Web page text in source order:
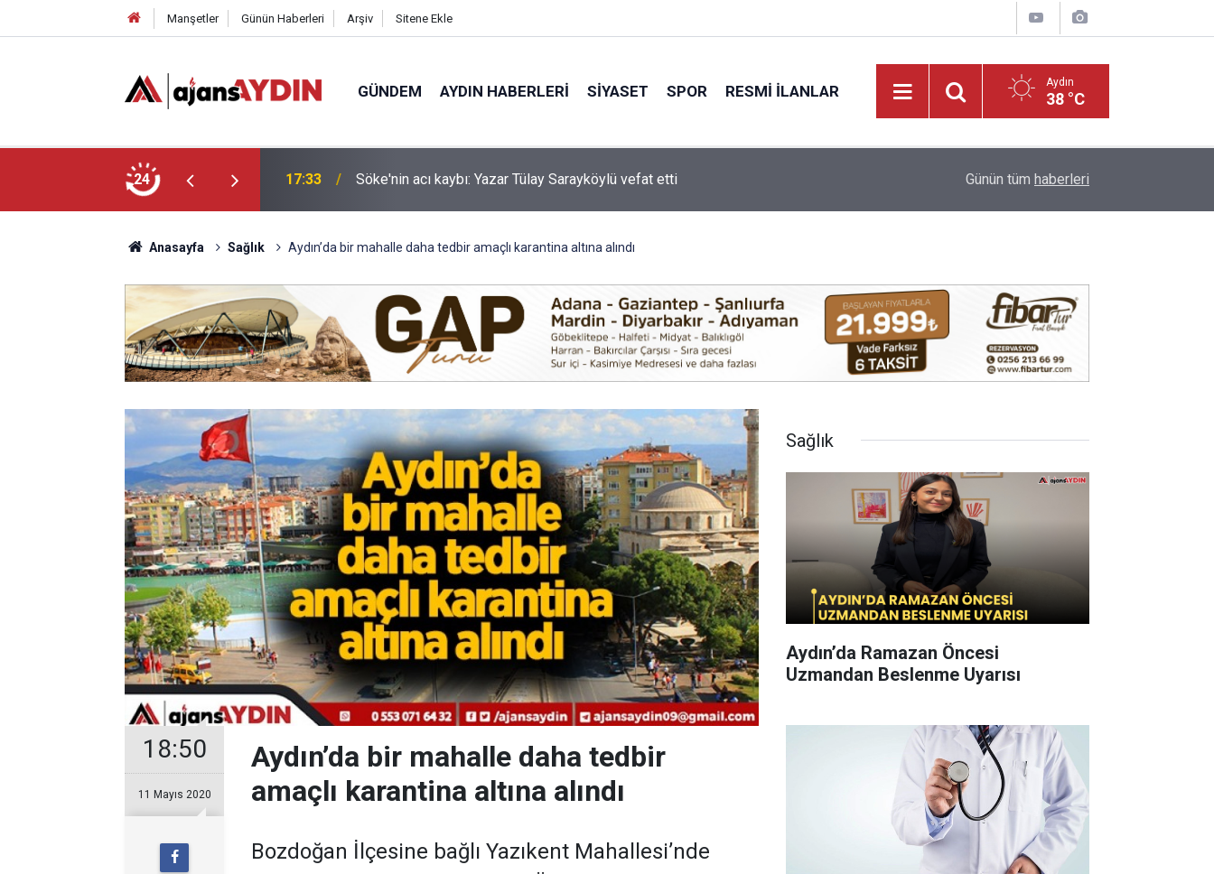
Manşetler Günün Haberleri Arşiv Sitene Ekle
GÜNDEM AYDIN HABERLERI SIYASET SPOR RESMI İLANLAR Aydın
38 °C
24 17:23 Nazilli'de motosiklet kazası: 16 yaşındaki Mustafa vefat etti Kuyucak'ta 5 dekar kestanelik yandı
Günün tüm haberleri
Anasayfa Sağlık Aydın’da bir mahalle daha tedbir amaçlı karantina altına alındı
18:50
11 Mayıs 2020
Aydın’da bir mahalle daha tedbir
amaçlı karantina altına alındı
Bozdoğan İlçesine bağlı Yazıkent Mahallesi’nde
Sağlık
Aydın’da Ramazan Öncesi
Uzmandan Beslenme Uyarısı